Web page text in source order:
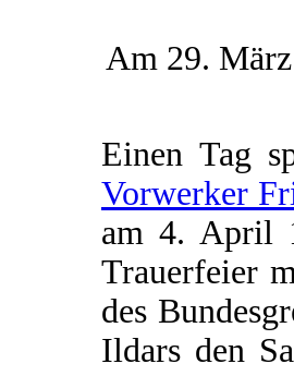
Am 29.
Einen Tag
Vorwerker
am 4. April
Trauerfeier
des
Ildars den